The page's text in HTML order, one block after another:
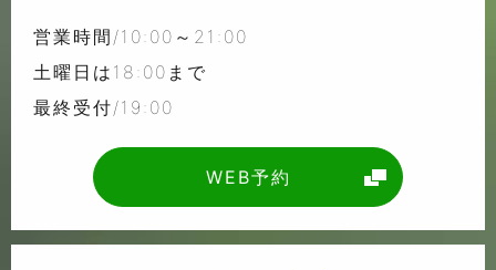
営業時間/10:00～21:00
土曜日は18:00まで
最終受付/19:00
WEB予約